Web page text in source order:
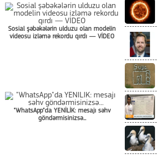
Sosial şəbəkələrin ulduzu olan modelin
videosu izləmə rekordu qırdı — VİDEO
"WhatsApp"da YENİLİK: mesajı səhv
göndərmisinizsə...